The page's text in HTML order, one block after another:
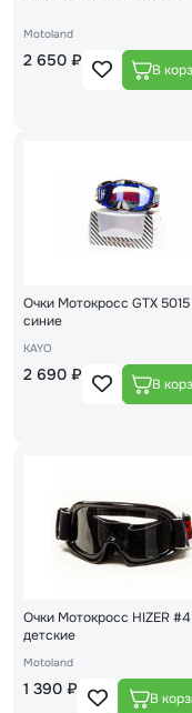
Motoland
2 650 ₽
Очки Мотокросс GTX 5015
синие
KAYO
2 690 ₽
Очки Мотокросс HIZER #4
детские
Motoland
1 390 ₽